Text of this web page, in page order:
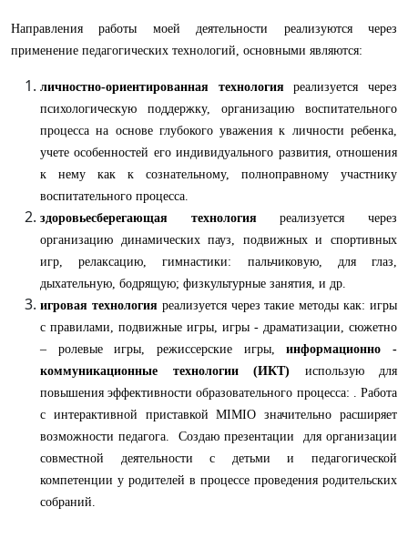
Направления работы моей деятельности реализуются через
применение педагогических технологий, основными являются:
личностно-ориентированная технологияреализуется через
психологическую поддержку, организацию воспитательного
процесса на основе глубокого уважения к личности ребенка,
учете особенностей его индивидуального развития, отношения
к нему как к сознательному, полноправному участнику
воспитательного процесса.
здоровьесберегающая технологияреализуется через
организацию динамических пауз, подвижных и спортивных
игр, релаксацию, гимнастики: пальчиковую, для глаз,
дыхательную, бодрящую; физкультурные занятия, и др.
игровая технологияреализуется через такие методы как: игры
с правилами, подвижные игры, игры - драматизации, сюжетно
– ролевые игры, режиссерские игры,информационно -
коммуникационные технологии (ИКТ) использую для
повышения эффективности образовательного процесса: . Работа
с интерактивной приставкой МIMIO значительно расширяет
возможности педагога. Создаю презентации для организации
совместной деятельности с детьми и педагогической
компетенции у родителей в процессе проведения родительских
собраний.